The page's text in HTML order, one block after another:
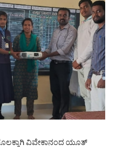
ವಿವೇಕಾನಂದ ಯೂತ್